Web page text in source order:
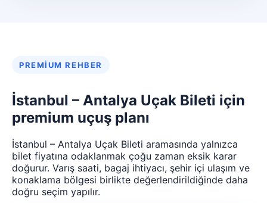
PREMIUM REHBER
İstanbul – Antalya Uçak Bileti için
premium uçuş planı
İstanbul – Antalya Uçak Bileti aramasında yalnızca
bilet fiyatına odaklanmak çoğu zaman eksik karar
doğurur. Varış saati, bagaj ihtiyacı, şehir içi ulaşım ve
konaklama bölgesi birlikte değerlendirildiğinde daha
doğru seçim yapılır.